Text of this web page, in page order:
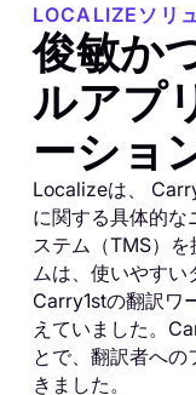
LOCALIZEソリ
俊敏か
ルアプ
ーショ
Localizeは、
に関する具体的な
ステム（TMS）
ムは、使いやす
Carry1stの翻訳ワ
えていました。
とで、翻訳者へ
きました。